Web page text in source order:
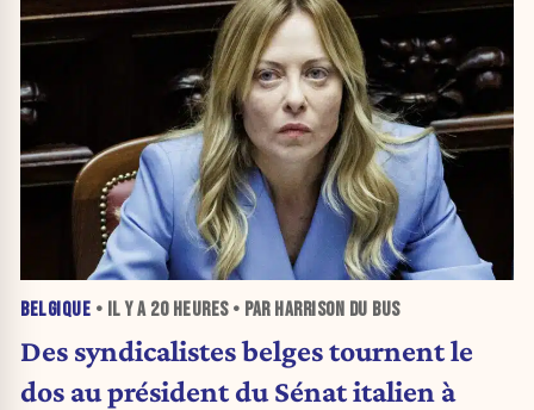
BELGIQUE • IL Y A 20 HEURES• PAR HARRISON DU BUS
Des syndicalistes belges tournent le
dos au président du Sénat italien à